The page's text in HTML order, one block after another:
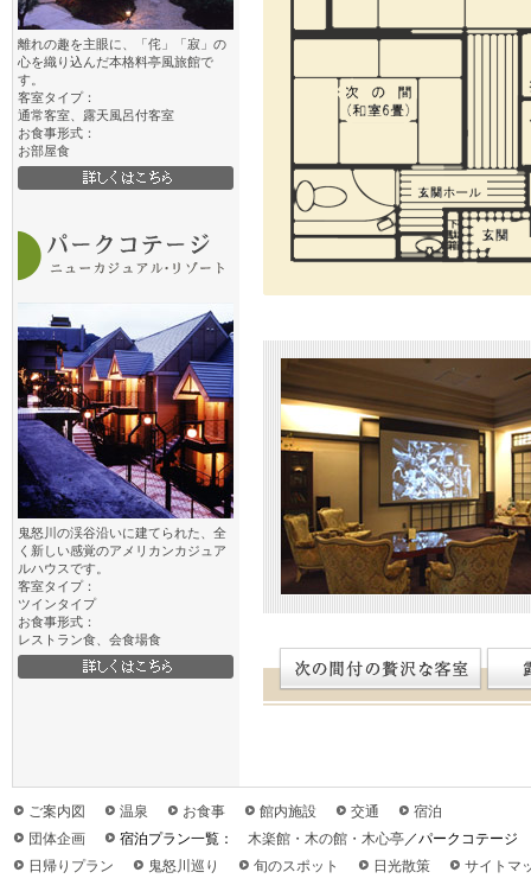
離れの趣を主眼に、「侘」「寂」の
心を織り込んだ本格料亭風旅館で
す。
客室タイプ：
通常客室、露天風呂付客室
お食事形式：
お部屋食
鬼怒川の渓谷沿いに建てられた、全
く新しい感覚のアメリカンカジュア
ルハウスです。
客室タイプ：
ツインタイプ
お食事形式：
レストラン食、会食場食
ご案内図 温泉 お食事 館内施設 交通
宿泊
団体企画
宿泊プラン一覧： 木楽館・木の館・木心亭／パークコテージ
日帰りプラン
鬼怒川巡り 旬のスポット 日光散策 サイトマ